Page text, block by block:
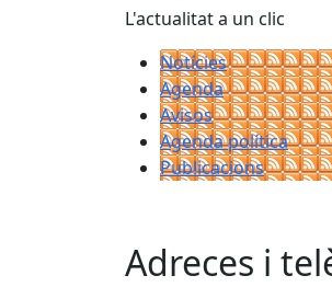
L'actualitat a un clic
Notícies
Agenda
Avisos
Agenda política
Publicacions
Adreces i